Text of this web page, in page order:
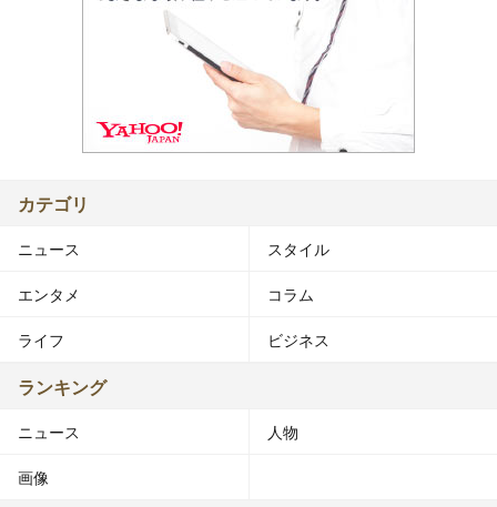
カテゴリ
ニュース スタイル
エンタメ コラム
ライフ ビジネス
ランキング
ニュース 人物
画像